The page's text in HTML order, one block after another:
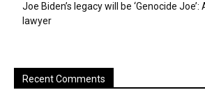
Joe Biden’s legacy will be ‘Genocide
lawyer
Recent Comments